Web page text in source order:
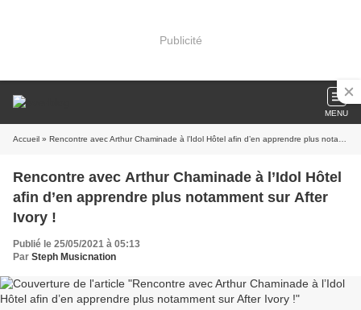
Publicité
MENU
Accueil » Rencontre avec Arthur Chaminade à l’Idol Hôtel afin d’en apprendre plus notamment sur After Ivory !
Rencontre avec Arthur Chaminade à l’Idol Hôtel
afin d’en apprendre plus notamment sur After
Ivory !
Publié le 25/05/2021 à 05:13
Par Steph Musicnation